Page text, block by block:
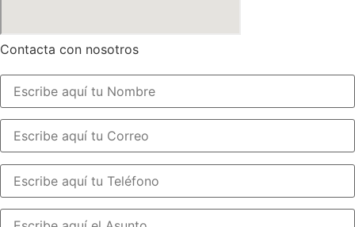
Contacta con nosotros